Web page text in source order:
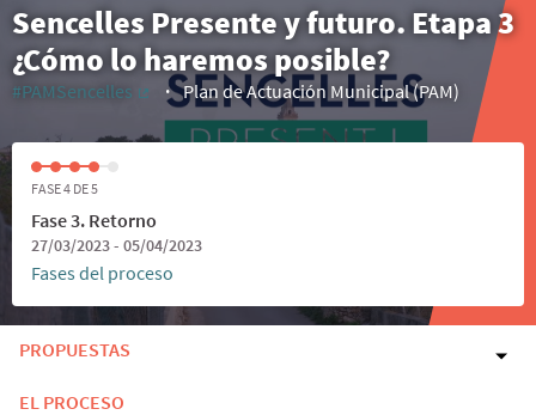
Sencelles Presente y futuro. Etapa 3
¿Cómo lo haremos posible?
#PAMSencelles
(Enlace externo)
Plan de Actuación Municipal (PAM)
FASE 4 DE 5
Fase 3. Retorno
27/03/2023 - 05/04/2023
Fases del proceso
PROPUESTAS
EL PROCESO